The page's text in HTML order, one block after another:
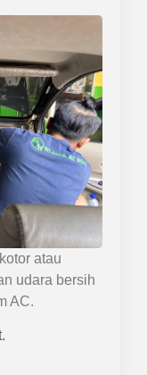
atau
udara bersih
AC.